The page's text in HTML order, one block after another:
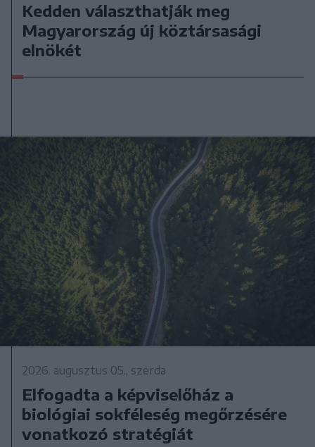
Kedden választhatják meg
Magyarország új köztársasági
elnökét
2026. augusztus 05., szerda
Elfogadta a képviselőház a
biológiai sokféleség megőrzésére
vonatkozó stratégiát